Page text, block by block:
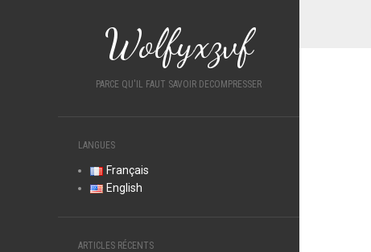
Wolfyxzvf
PARCE QU'IL FAUT SAVOIR DECOMPRESSER
LANGUES
Français
English
ARTICLES RÉCENTS